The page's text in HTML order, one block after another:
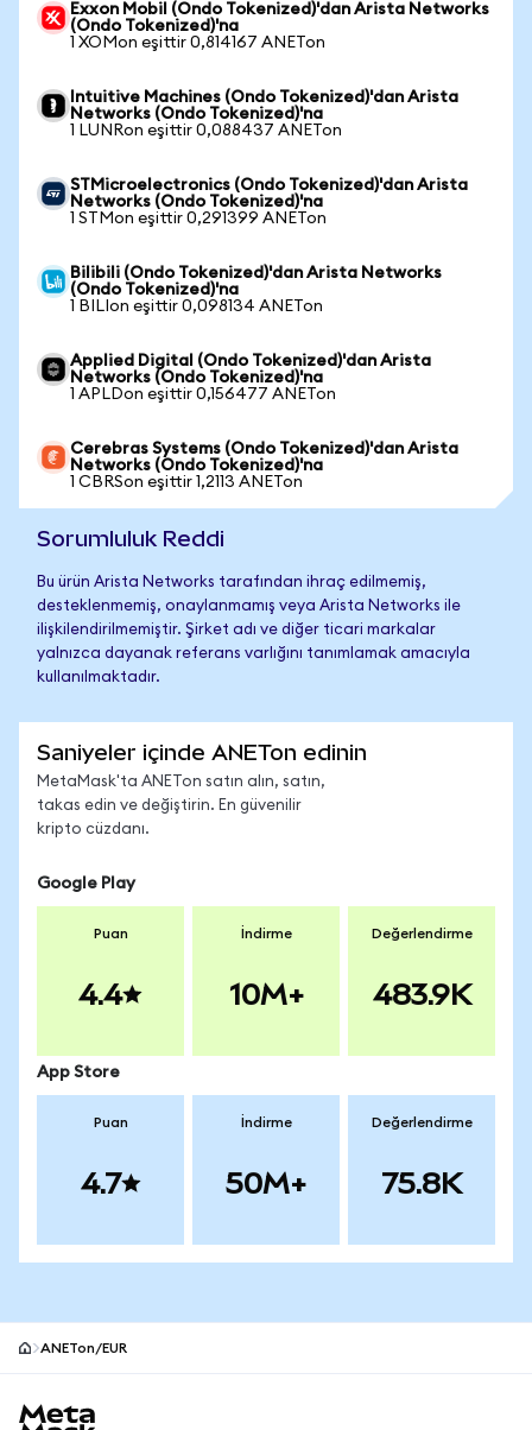
Exxon Mobil (Ondo Tokenized)'dan Arista Networks
(Ondo Tokenized)'na
1 XOMon eşittir 0,814167 ANETon
Intuitive Machines (Ondo Tokenized)'dan Arista
Networks (Ondo Tokenized)'na
1 LUNRon eşittir 0,088437 ANETon
STMicroelectronics (Ondo Tokenized)'dan Arista
Networks (Ondo Tokenized)'na
1 STMon eşittir 0,291399 ANETon
Bilibili (Ondo Tokenized)'dan Arista Networks
(Ondo Tokenized)'na
1 BILIon eşittir 0,098134 ANETon
Applied Digital (Ondo Tokenized)'dan Arista
Networks (Ondo Tokenized)'na
1 APLDon eşittir 0,156477 ANETon
Cerebras Systems (Ondo Tokenized)'dan Arista
Networks (Ondo Tokenized)'na
1 CBRSon eşittir 1,2113 ANETon
Sorumluluk Reddi
Bu ürün Arista Networks tarafından ihraç edilmemiş,
desteklenmemiş, onaylanmamış veya Arista Networks ile
ilişkilendirilmemiştir. Şirket adı ve diğer ticari markalar
yalnızca dayanak referans varlığını tanımlamak amacıyla
kullanılmaktadır.
Saniyeler içinde ANETon edinin
MetaMask'ta ANETon satın alın, satın,
takas edin ve değiştirin. En güvenilir
kripto cüzdanı.
Google Play
Puan
4.4
İndirme
10M+
Değerlendirme
483.9K
App Store
Puan
4.7
İndirme
50M+
Değerlendirme
75.8K
ANETon/EUR